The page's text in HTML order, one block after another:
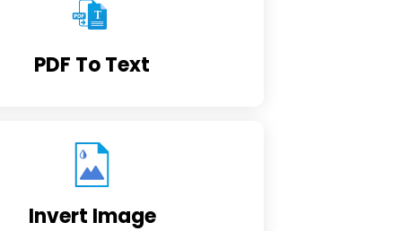
PDF To Text
Invert Image